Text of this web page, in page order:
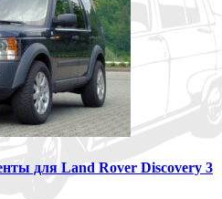
для Land Rover Discovery 3